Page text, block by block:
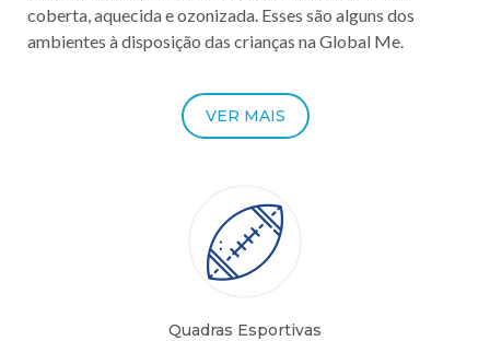
coberta, aquecida e ozonizada. Esses são alguns dos
ambientes à disposição das crianças na Global Me.
VER MAIS
Quadras Esportivas